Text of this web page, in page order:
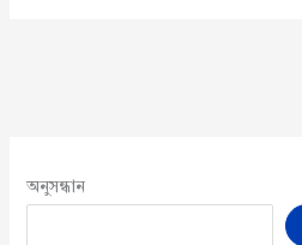
অনুসন্ধান